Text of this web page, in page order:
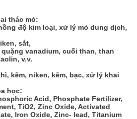
thác mỏ:
độ kim loại, xử lý mỏ dung dịch,
sắt,
vanadium, cuối than, than
v.v.
kẽm, niken, kẽm, bạc, xử lý khai
học:
Acid, Phosphate Fertilizer,
TiO2, Zinc Oxide, Activated
Iron Oxide, Zinc- lead, Titanium